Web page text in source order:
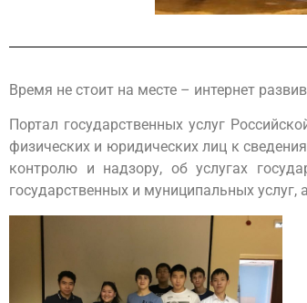
Время не стоит на месте – интернет
Портал государственных услуг
физических и юридических лиц к
контролю и надзору, об услугах
государственных и муниципальных